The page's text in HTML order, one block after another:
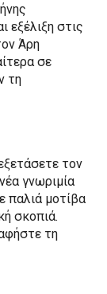
εξέλιξη στις
Άρη
σε
τη
τον
γνωριμία
παλιά μοτίβα
σκοπιά.
τη